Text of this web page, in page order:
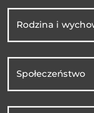
Rodzina i
Społeczeństwo